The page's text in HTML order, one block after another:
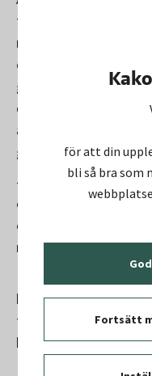
för att din
bli så bra som
Fortsätt
för Green Building
medlemsorganisation
och miljöcertifierade
gedigen
den ekonomiska
arbetat med. Den
grundbult i hennes
– Jag är stolt över
emot att välkomna
organisation med
medarbetare, säger
kommer att fortgå
första arbetsdag är
kvar till och med den